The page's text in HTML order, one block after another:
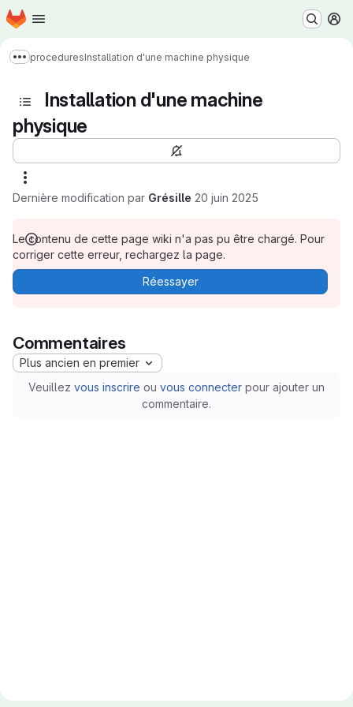
Passer au contenu principal
Page d'accueil
Afficher davantage de fils d'Ariane
proceduresInstallation d'une machine physique
Installation d'une machine
physique
Dernière modification par Grésille 20 juin 2025
Le contenu de cette page wiki n'a pas pu être chargé. Pour
corriger cette erreur, rechargez la page.
Réessayer
Commentaires
Plus ancien en premier
Veuillez vous inscrire ou vous connecter pour ajouter un
commentaire.